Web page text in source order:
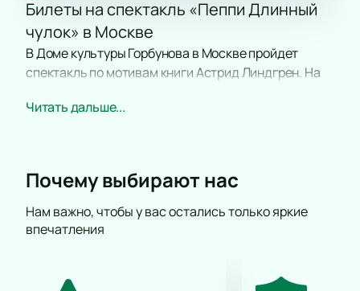
Билеты на спектакль «Пеппи Длинный
чулок» в Москве
В Доме культуры Горбунова в Москве пройдет
спектакль по мотивам книги Астрид Линдгрен. На
отличается силой, юмором и добротой. Театр
Сюжет
Главная героиня — Пеппи — мечтает о
благородстве, щедрости и смелости. В спектакле
Читать дальше...
Почему выбирают нас
Нам важно, чтобы у вас остались только яркие
впечатления